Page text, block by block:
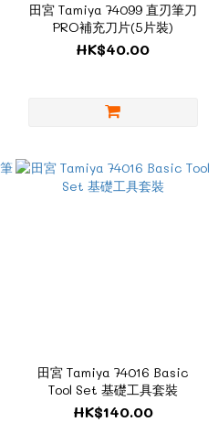
田宮 Tamiya 74099 直刃筆刀
PRO補充刀片(5片裝)
HK$40.00
田宮 Tamiya 74016 Basic
Tool Set 基礎工具套裝
HK$140.00